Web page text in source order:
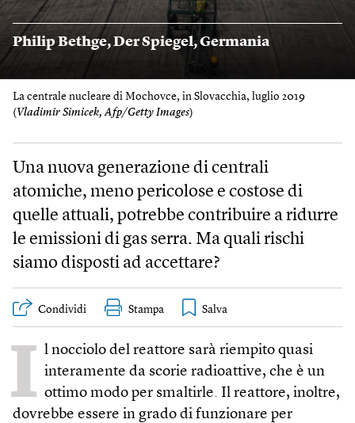
La centrale nucleare di Mochovce, in Slovacchia, luglio 2019
( Vladimir Simicek, Afp/Getty Images)
Philip Bethge,Der Spiegel,Germania
Una nuova generazione di centrali
atomiche, meno pericolose e costose di
quelle attuali, potrebbe contribuire a ridurre
le emissioni di gas serra. Ma quali rischi
siamo disposti ad accettare?
Condividi Stampa
I l nocciolo del reattore sarà riempito quasi
interamente da scorie radioattive, che è un
ottimo modo per smaltirle. Il reattore, inoltre,
dovrebbe essere in grado di funzionare per